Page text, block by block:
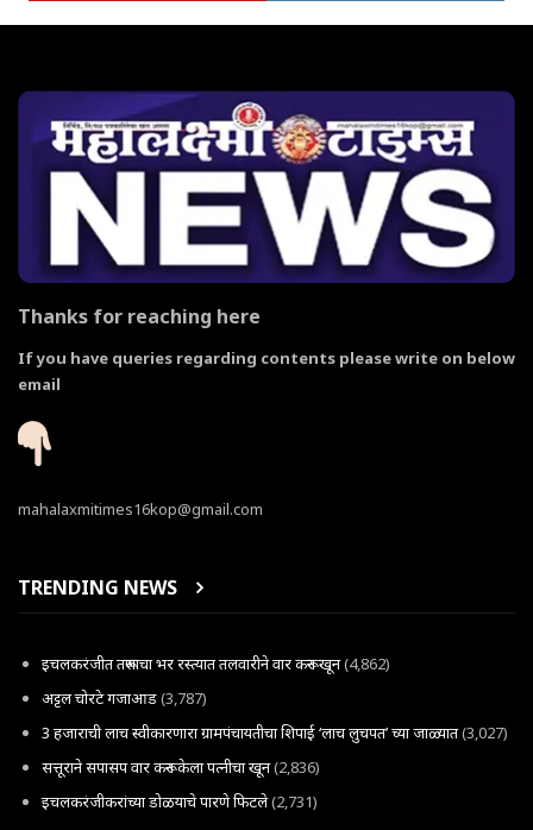
Thanks for reaching here
If you have queries regarding contents please write on below
email
mahalaxmitimes16kop@gmail.com
TRENDING NEWS
इचलकरंजीत तरूणाचा भर रस्त्यात तलवारीने वार करून खून(4,862)
अट्टल चोरटे गजाआड(3,787)
3 हजाराची लाच स्वीकारणारा ग्रामपंचायतीचा शिपाई ‘लाच लुचपत’ च्या जाळ्यात(3,027)
सत्तूराने सपासप वार करून केला पत्नीचा खून(2,836)
इचलकरंजीकरांच्या डोळयाचे पारणे फिटले(2,731)